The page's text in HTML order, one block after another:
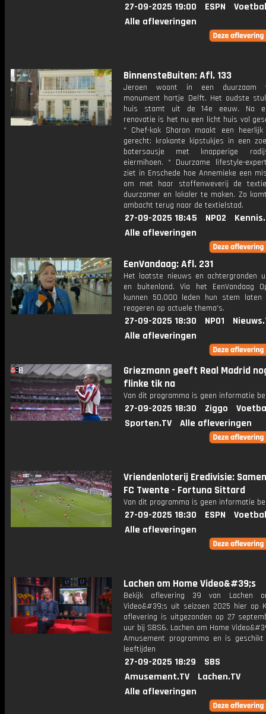
27-09-2025 19:00 ESPN
Alle afleveringen
BinnensteBuiten: Afl. 133
Jeroen woont in een duurzaam
monument hartje Delft. Het oudste
huis stamt uit de 14e eeuw. Na
renovatie is het nu een licht huis vol
* Chef-kok Sharon maakt een heerlijk
gerecht: krokante kipstukjes in een
botersausje met knapperige
eiermihoen. * Duurzame lifestyle-
ziet in Enschede hoe Annemieke een
om met haar stoffenweverij de
duurzamer en lokaler te maken. Zo
ambacht terug naar de textielstad.
27-09-2025 18:45 NPO2
Alle afleveringen
EenVandaag: Afl. 231
Het laatste nieuws en achtergronden
en buitenland. Via het EenVandaag
kunnen 50.000 leden hun stem laten
reageren op actuele thema's.
27-09-2025 18:30 NPO1
Alle afleveringen
Griezmann geeft Real Madrid
flinke tik na
Van dit programma is geen informatie
27-09-2025 18:30 Ziggo
Sporten.TV
Alle afleveringen
Vriendenloterij Eredivisie:
FC Twente - Fortuna Sittard
Van dit programma is geen informatie
27-09-2025 18:30 ESPN
Alle afleveringen
Lachen om Home Video&#39;s
Bekijk aflevering 39 van Lachen
Video&#39;s uit seizoen 2025 hier op
aflevering is uitgezonden op 27
uur bij SBS6. Lachen om Home
Amusement programma en is
leeftijden
27-09-2025 18:29
SBS
Amusement.TV
Lachen.TV
Alle afleveringen